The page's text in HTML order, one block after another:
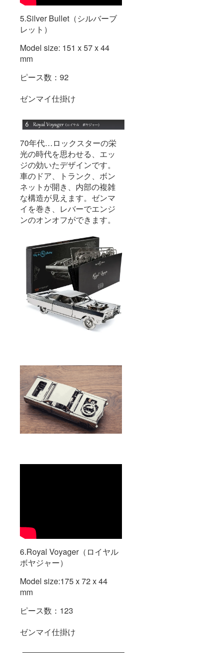
5.Silver Bullet（シルバーブ
レット）
Model size: 151 x 57 x 44
mm
ピース数：92
ゼンマイ仕掛け
70年代…ロックスターの栄
光の時代を思わせる、エッ
ジの効いたデザインです。
車のドア、トランク、ボン
ネットが開き、内部の複雑
な構造が見えます。ゼンマ
イを巻き、レバーでエンジ
ンのオンオフができます。
6.Royal Voyager（ロイヤル
ボヤジャー）
Model size:175 x 72 x 44
mm
ピース数：123
ゼンマイ仕掛け